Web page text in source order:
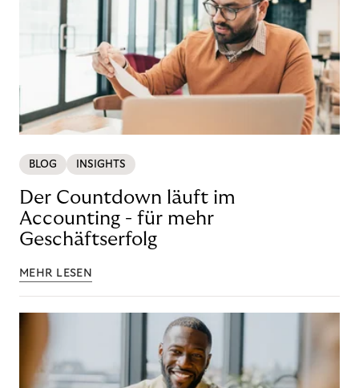
BLOG INSIGHTS
Der Countdown läuft im
Accounting - für mehr
Geschäftserfolg
MEHR LESEN